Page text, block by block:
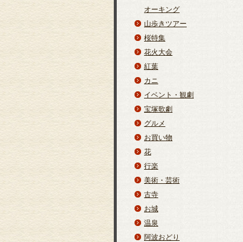
オーキング
山歩きツアー
桜特集
花火大会
紅葉
カニ
イベント・観劇
宝塚歌劇
グルメ
お買い物
花
行楽
美術・芸術
古寺
お城
温泉
阿波おどり